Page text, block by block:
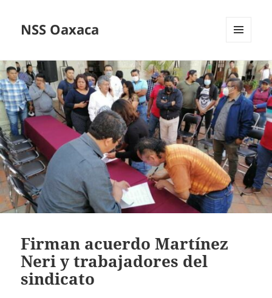
NSS Oaxaca
WIDGETS
Firman acuerdo Martínez
Neri y trabajadores del
sindicato